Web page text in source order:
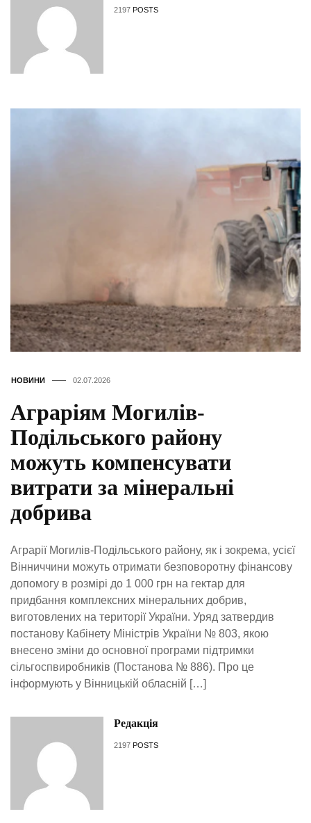
2197 POSTS
НОВИНИ 02.07.2026
Аграріям Могилів-
Подільського району
можуть компенсувати
витрати за мінеральні
добрива
Аграрії Могилів-Подільського району, як і зокрема, усієї
Вінниччини можуть отримати безповоротну фінансову
допомогу в розмірі до 1 000 грн на гектар для
придбання комплексних мінеральних добрив,
виготовлених на території України. Уряд затвердив
постанову Кабінету Міністрів України № 803, якою
внесено зміни до основної програми підтримки
сільгоспвиробників (Постанова № 886). Про це
інформують у Вінницькій обласній […]
Редакція
2197 POSTS